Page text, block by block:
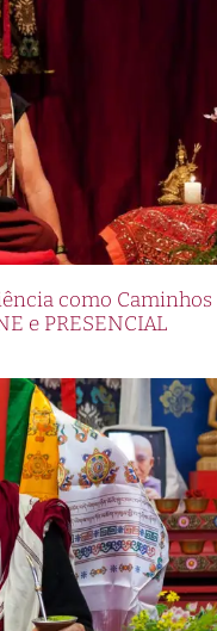
como Caminhos
e PRESENCIAL